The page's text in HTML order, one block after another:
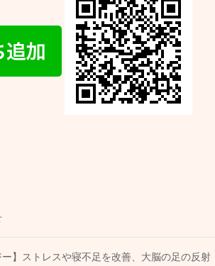
ー】ストレスや寝不足を改善、大脳の足の反射